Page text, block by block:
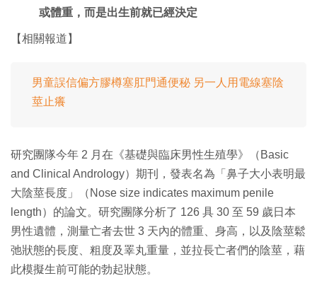
或體重，而是出生前就已經決定
【相關報道】
男童誤信偏方膠樽塞肛門通便秘 另一人用電線塞陰
莖止癢
研究團隊今年 2 月在《基礎與臨床男性生殖學》（Basic
and Clinical Andrology）期刊，發表名為「鼻子大小表明最
大陰莖長度」（Nose size indicates maximum penile
length）的論文。研究團隊分析了 126 具 30 至 59 歲日本
男性遺體，測量亡者去世 3 天內的體重、身高，以及陰莖鬆
弛狀態的長度、粗度及睪丸重量，並拉長亡者們的陰莖，藉
此模擬生前可能的勃起狀態。